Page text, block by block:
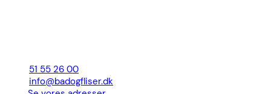
51 55 26 00
info@badogfliser.dk